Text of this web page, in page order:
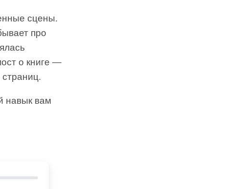
сцены.
про
о книге —
навык вам